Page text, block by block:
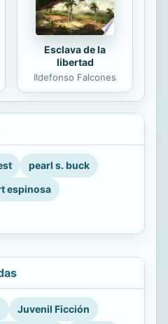
Esclava de la
libertad
Ildefonso Falcones
pearl s. buck
espinosa
Juvenil Ficción